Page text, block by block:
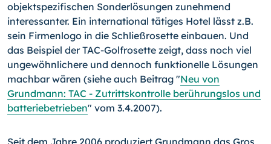
objektspezifischen Sonderlösungen zunehmend
interessanter. Ein international tätiges Hotel lässt z.B.
sein Firmenlogo in die Schließrosette einbauen. Und
das Beispiel der TAC-Golfrosette zeigt, dass noch viel
ungewöhnlichere und dennoch funktionelle Lösungen
machbar wären (siehe auch Beitrag "Neu von
Grundmann: TAC - Zutrittskontrolle berührungslos und
batteriebetrieben" vom 3.4.2007).